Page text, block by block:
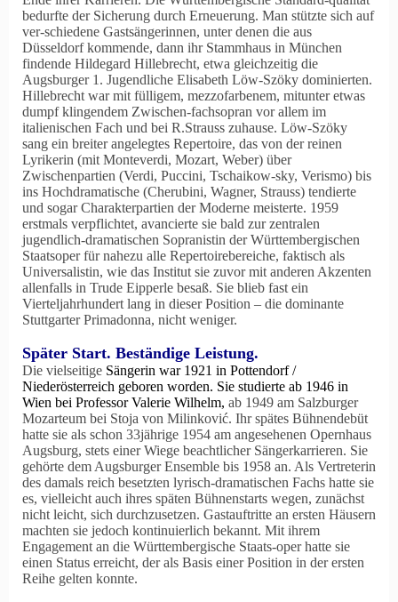
bedurfte der Sicherung durch Erneuerung. Man stützte sich auf
ver-schiedene Gastsängerinnen, unter denen die aus
Düsseldorf kommende, dann ihr Stammhaus in München
findende Hildegard Hillebrecht, etwa gleichzeitig die
Augsburger 1. Jugendliche Elisabeth Löw-Szöky dominierten.
Hillebrecht war mit fülligem, mezzofarbenem, mitunter etwas
dumpf klingendem Zwischen-fachsopran vor allem im
italienischen Fach und bei R.Strauss zuhause. Löw-Szöky
sang ein breiter angelegtes Repertoire, das von der reinen
Lyrikerin (mit Monteverdi, Mozart, Weber) über
Zwischenpartien (Verdi, Puccini, Tschaikow-sky, Verismo) bis
ins Hochdramatische (Cherubini, Wagner, Strauss) tendierte
und sogar Charakterpartien der Moderne meisterte. 1959
erstmals verpflichtet, avancierte sie bald zur zentralen
jugendlich-dramatischen Sopranistin der Württembergischen
Staatsoper für nahezu alle Repertoirebereiche, faktisch als
Universalistin, wie das Institut sie zuvor mit anderen Akzenten
allenfalls in Trude Eipperle besaß. Sie blieb fast ein
Vierteljahrhundert lang in dieser Position – die dominante
Stuttgarter Primadonna, nicht weniger.
Später Start. Beständige Leistung.
Die vielseitige Sängerin war 1921 in Pottendorf /
Niederösterreich geboren worden. Sie studierte ab 1946 in
Wien bei Professor Valerie Wilhelm, ab 1949 am Salzburger
Mozarteum bei Stoja von Milinković. Ihr spätes Bühnendebüt
hatte sie als schon 33jährige 1954 am angesehenen Opernhaus
Augsburg, stets einer Wiege beachtlicher Sängerkarrieren. Sie
gehörte dem Augsburger Ensemble bis 1958 an. Als Vertreterin
des damals reich besetzten lyrisch-dramatischen Fachs hatte sie
es, vielleicht auch ihres späten Bühnenstarts wegen, zunächst
nicht leicht, sich durchzusetzen. Gastauftritte an ersten Häusern
machten sie jedoch kontinuierlich bekannt. Mit ihrem
Engagement an die Württembergische Staats-oper hatte sie
einen Status erreicht, der als Basis einer Position in der ersten
Reihe gelten konnte.